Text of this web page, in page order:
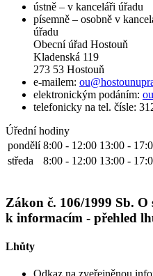
ústně – v kanceláři úřadu
písemně – osobně v
úřadu
Obecní úřad Hostouň
Kladenská 119
273 53 Hostouň
e-mailem:
elektronickým podáním:
telefonicky na tel. čísle:
Úřední hodiny
pondělí 8:00 - 12:00 13:00 -
středa
8:00 - 12:00 13:00 -
Zákon č. 106/1999 Sb.
k informacím - přehled
Lhůty